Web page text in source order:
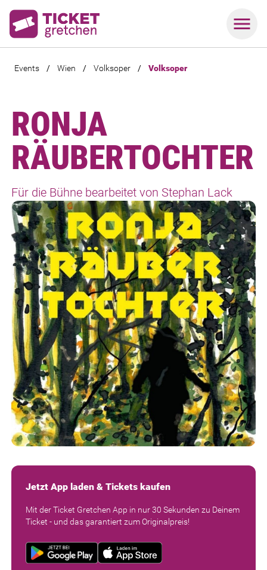
Events / Wien / Volksoper / Volksoper
RONJA
RÄUBERTOCHTER
Für die Bühne bearbeitet von Stephan Lack
Jetzt App laden & Tickets kaufen
Mit der Ticket Gretchen App in nur 30 Sekunden zu Deinem
Ticket - und das garantiert zum Originalpreis!